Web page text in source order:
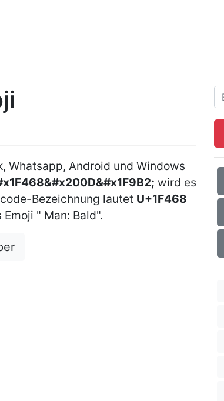
Whatsapp, Android und Windows
wird es
Bezeichnung lautet U+1F468
" Man: Bald".